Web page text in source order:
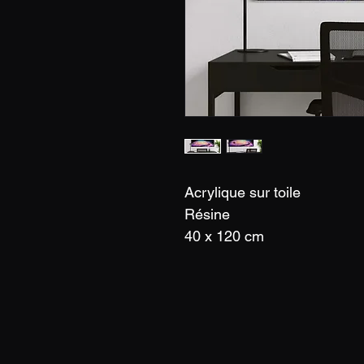
Acrylique sur toile
Résine
40 x 120 cm